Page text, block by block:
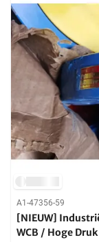
A1-47356-59
[NIEUW]
WCB / Hoge